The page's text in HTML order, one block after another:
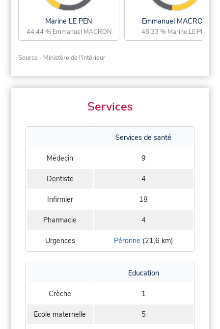
Marine LE PEN
44,44 % Emmanuel MACRON
Emmanuel MACRON
48,33 % Marine LE PEN
Source - Ministère de l'intérieur
Services
Services de santé
Médecin 9
Dentiste 4
Infirmier 18
Pharmacie 4
Urgences Péronne (21,6 km)
Education
Crèche 1
Ecole maternelle 5